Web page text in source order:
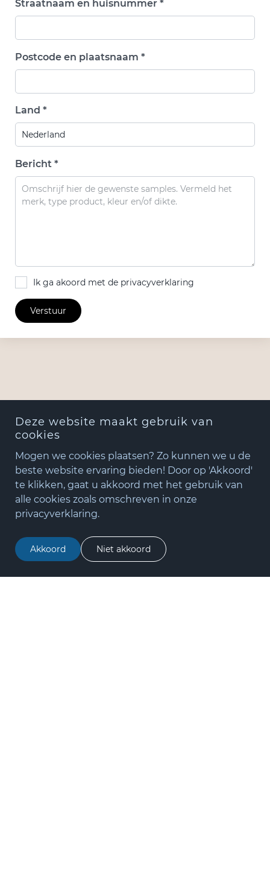
Deze website maakt gebruik van
cookies
Mogen we cookies plaatsen? Zo kunnen we u de
beste website ervaring bieden! Door op 'Akkoord'
te klikken, gaat u akkoord met het gebruik van
alle cookies zoals omschreven in onze
privacyverklaring.
Akkoord Niet akkoord
+31(0)348 - 75 06 82
matude@matude.nl
zoeken
Straatnaam en huisnummer *
Postcode en plaatsnaam *
Land *
Bericht *
Ik ga akoord met de privacyverklaring
Verstuur